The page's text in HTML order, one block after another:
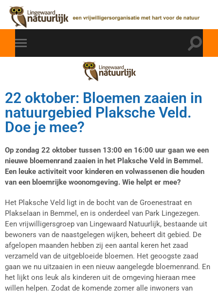
22 oktober: Bloemen zaaien in
natuurgebied Plaksche Veld.
Doe je mee?
Op zondag 22 oktober tussen 13:00 en 16:00 uur gaan we een
nieuwe bloemenrand zaaien in het Plaksche Veld in Bemmel.
Een leuke activiteit voor kinderen en volwassenen die houden
van een bloemrijke woonomgeving. Wie helpt er mee?
Het Plaksche Veld ligt in de bocht van de Groenestraat en
Plakselaan in Bemmel, en is onderdeel van Park Lingezegen.
Een vrijwilligersgroep van Lingewaard Natuurlijk, bestaande uit
bewoners van de naastgelegen wijken, beheert dit gebied. De
afgelopen maanden hebben zij een aantal keren het zaad
verzameld van de uitgebloeide bloemen. Het geoogste zaad
gaan we nu uitzaaien in een nieuw aangelegde bloemenrand. En
het lijkt ons leuk als kinderen uit de omgeving hieraan mee
willen helpen. Zodat de komende zomer alle inwoners van